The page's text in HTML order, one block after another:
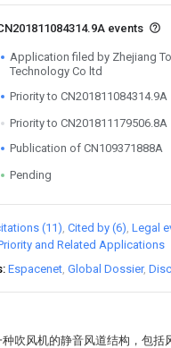
吹风机的静音风道结构，包括
events
Application filed by Zhejiang
Technology Co ltd
Priority to CN201811084314.9A
Priority to CN201811179506.8A
Publication of CN109371888A
Pending
(11) Cited by (6) Legal
and Related Applications
Espacenet Global Dossier